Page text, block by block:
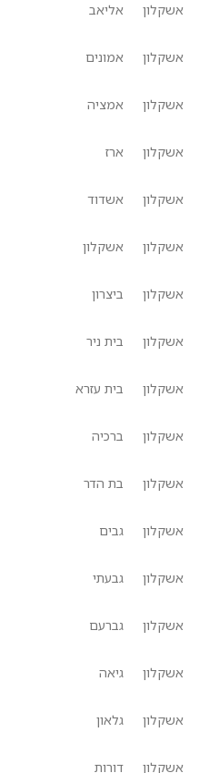
אשקלון אליאב
אשקלון אמונים
אשקלון אמציה
אשקלון ארז
אשקלון אשדוד
אשקלון אשקלון
אשקלון ביצרון
אשקלון בית ניר
אשקלון בית עזרא
אשקלון ברכיה
אשקלון בת הדר
אשקלון גבים
אשקלון גבעתי
אשקלון גברעם
אשקלון גיאה
אשקלון גלאון
אשקלון דורות